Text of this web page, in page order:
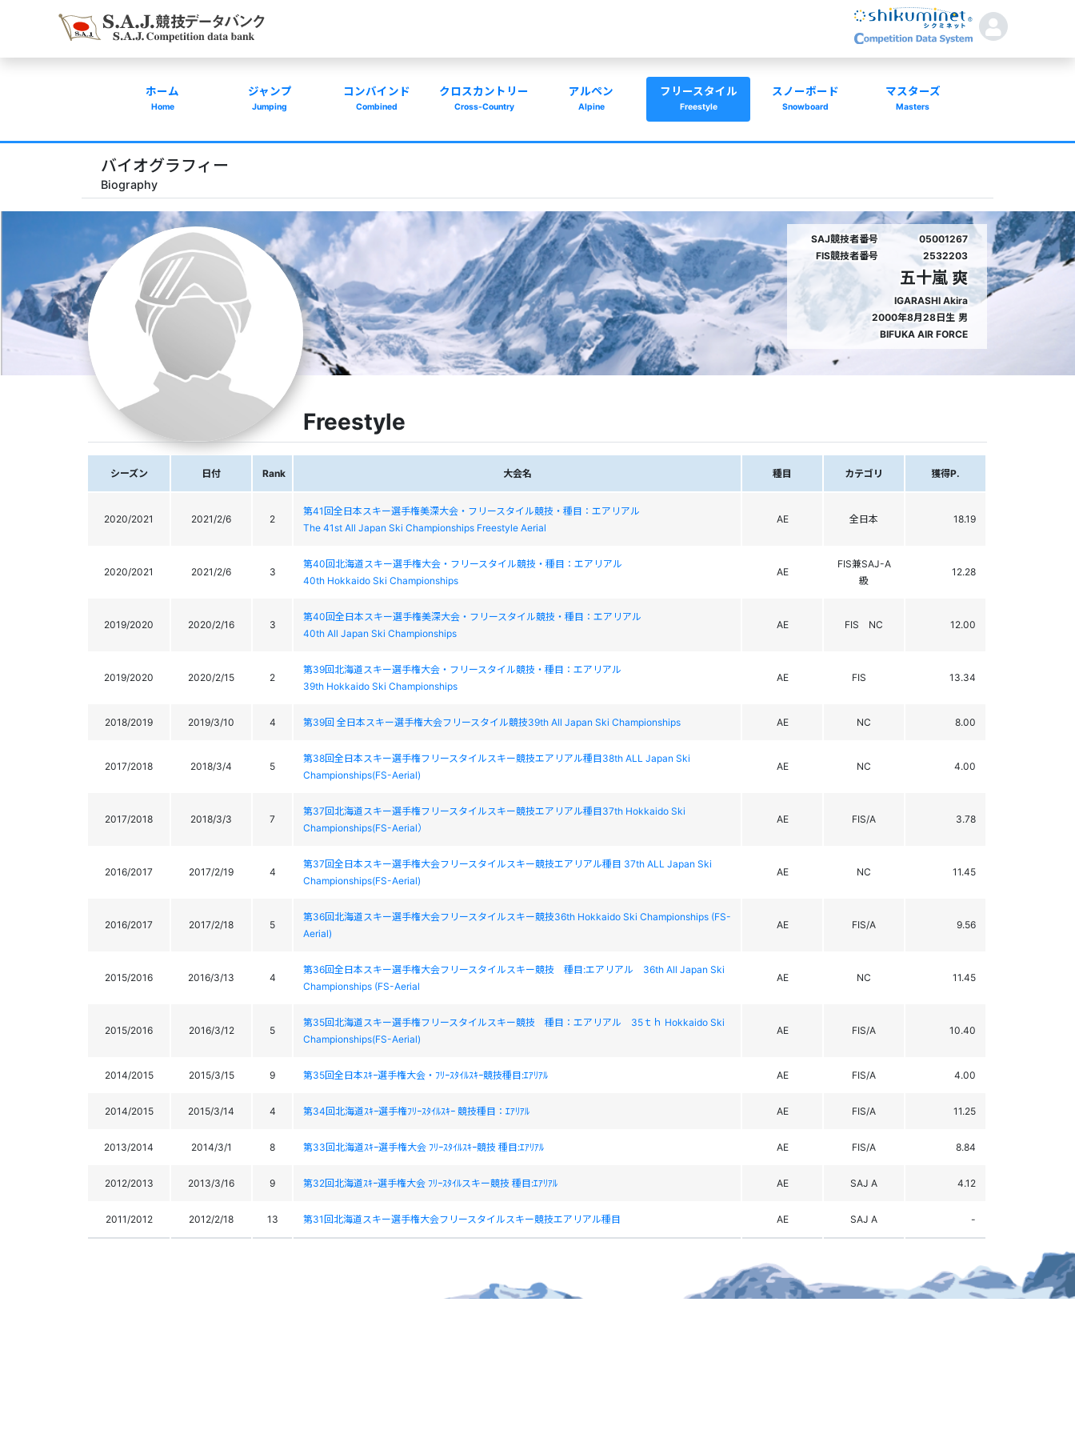
ホーム
Home
ジャンプ
Jumping
コンバインド
Combined
クロスカントリー
Cross-Country
アルペン
Alpine
フリースタイル
Freestyle
スノーボード
Snowboard
マスターズ
Masters
バイオグラフィー
Biography
SAJ競技者番号
05001267
FIS競技者番号
2532203
五十嵐 爽
IGARASHI Akira
2000年8月28日生 男
BIFUKA AIR FORCE
Freestyle
シーズン 日付 Rank 大会名 種目 カテゴリ 獲得P.
2020/2021 2021/2/6 2
第41回全日本スキー選手権美深大会・フリースタイル競技・種目：エアリアル
The 41st All Japan Ski Championships Freestyle Aerial
AE 全日本 18.19
2020/2021 2021/2/6 3
第40回北海道スキー選手権大会・フリースタイル競技・種目：エアリアル
40th Hokkaido Ski Championships
AE
FIS兼SAJ-A
級
12.28
2019/2020 2020/2/16 3
第40回全日本スキー選手権美深大会・フリースタイル競技・種目：エアリアル
40th All Japan Ski Championships
AE FIS NC 12.00
2019/2020 2020/2/15 2
第39回北海道スキー選手権大会・フリースタイル競技・種目：エアリアル
39th Hokkaido Ski Championships
AE FIS 13.34
2018/2019 2019/3/10 4 第39回 全日本スキー選手権大会フリースタイル競技39th All Japan Ski Championships AE NC 8.00
2017/2018 2018/3/4 5
第38回全日本スキー選手権フリースタイルスキー競技エアリアル種目38th ALL Japan Ski
Championships(FS-Aerial)
AE NC 4.00
2017/2018 2018/3/3 7
第37回北海道スキー選手権フリースタイルスキー競技エアリアル種目37th Hokkaido Ski
Championships(FS-Aerial）
AE FIS/A 3.78
2016/2017 2017/2/19 4
第37回全日本スキー選手権大会フリースタイルスキー競技エアリアル種目 37th ALL Japan Ski
Championships(FS-Aerial)
AE NC 11.45
2016/2017 2017/2/18 5
第36回北海道スキー選手権大会フリースタイルスキー競技36th Hokkaido Ski Championships (FS-
Aerial)
AE FIS/A 9.56
2015/2016 2016/3/13 4
第36回全日本スキー選手権大会フリースタイルスキー競技 種目:エアリアル 36th All Japan Ski
Championships (FS-Aerial
AE NC 11.45
2015/2016 2016/3/12 5
第35回北海道スキー選手権フリースタイルスキー競技 種目：エアリアル 35ｔｈ Hokkaido Ski
Championships(FS-Aerial)
AE FIS/A 10.40
2014/2015 2015/3/15 9 第35回全日本ｽｷｰ選手権大会・ﾌﾘｰｽﾀｲﾙｽｷｰ競技種目:ｴｱﾘｱﾙ AE FIS/A 4.00
2014/2015 2015/3/14 4 第34回北海道ｽｷｰ選手権ﾌﾘｰｽﾀｲﾙｽｷｰ 競技種目：ｴｱﾘｱﾙ AE FIS/A 11.25
2013/2014 2014/3/1 8 第33回北海道ｽｷｰ選手権大会 ﾌﾘｰｽﾀｲﾙｽｷｰ競技 種目:ｴｱﾘｱﾙ AE FIS/A 8.84
2012/2013 2013/3/16 9 第32回北海道ｽｷｰ選手権大会 ﾌﾘｰｽﾀｲﾙスキー競技 種目:ｴｱﾘｱﾙ AE SAJ A 4.12
2011/2012 2012/2/18 13 第31回北海道スキー選手権大会フリースタイルスキー競技エアリアル種目 AE SAJ A -